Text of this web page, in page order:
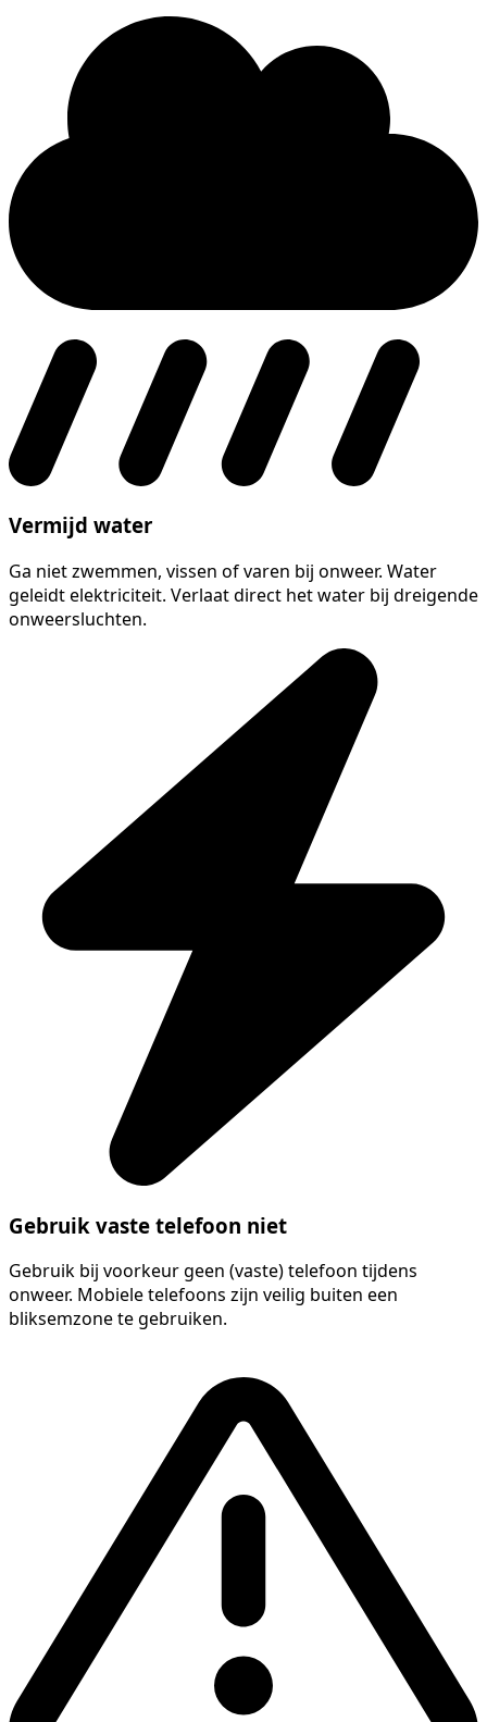
Vermijd water
Ga niet zwemmen, vissen of varen bij onweer. Water
geleidt elektriciteit. Verlaat direct het water bij dreigende
onweersluchten.
Gebruik vaste telefoon niet
Gebruik bij voorkeur geen (vaste) telefoon tijdens
onweer. Mobiele telefoons zijn veilig buiten een
bliksemzone te gebruiken.